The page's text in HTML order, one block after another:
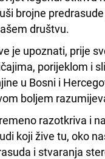
brojne
društvu.
je upoznati, prije
porijeklom i
u Bosni i
boljem
razotkriva i
koji žive tu, oko
i stvaranja